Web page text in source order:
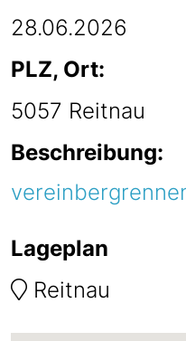
28.06.2026
PLZ, Ort:
5057 Reitnau
Beschreibung:
Lageplan
Reitnau